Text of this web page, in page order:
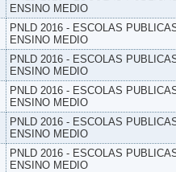
ENSINO MEDIO
PNLD 2016 - ESCOLAS
ENSINO MEDIO
PNLD 2016 - ESCOLAS
ENSINO MEDIO
PNLD 2016 - ESCOLAS
ENSINO MEDIO
PNLD 2016 - ESCOLAS
ENSINO MEDIO
PNLD 2016 - ESCOLAS
ENSINO MEDIO